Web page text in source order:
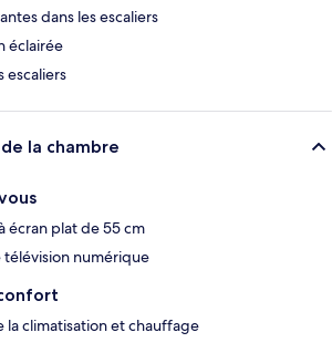
dans les escaliers
éclairée
escaliers
la chambre
écran plat de 55 cm
télévision numérique
la climatisation et chauffage